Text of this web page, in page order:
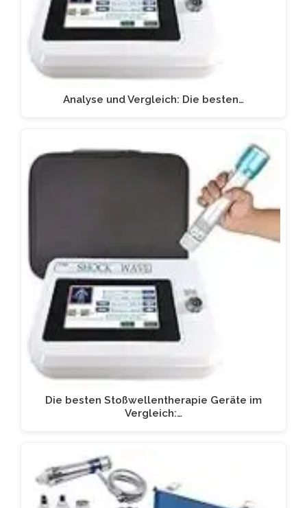
Analyse und Vergleich: Die besten…
Die besten Stoßwellentherapie Geräte im
Vergleich:…